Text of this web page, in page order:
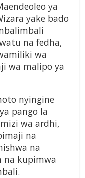
ya
yake bado
na fedha,
wa
wa malipo ya
nyingine
pango la
wa ardhi,
na
na
na kupimwa